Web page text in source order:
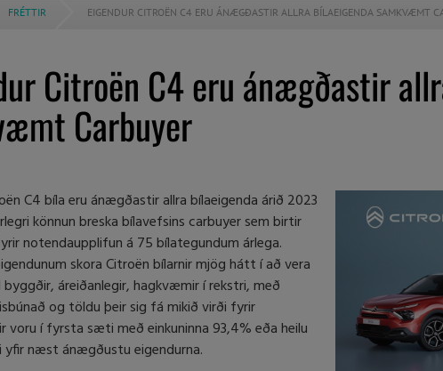
FRÉTTIR EIGENDUR CITROËN C4 ERU ÁNÆGÐASTIR ALLRA BÍLAEIGENDA SAMKVÆMT
Citroën C4 eru ánægðastir
Carbuyer
C4 bíla eru ánægðastir allra bílaeigenda árið 2023
könnun breska bílavefsins carbuyer sem birtir
notendaupplifun á 75 bílategundum árlega.
skora Citroën bílarnir mjög hátt í að vera
áreiðanlegir, hagkvæmir í rekstri, með
og töldu þeir sig fá mikið virði fyrir
voru í fyrsta sæti með einkuninna 93,4% eða heilu
næst ánægðustu eigendurna.